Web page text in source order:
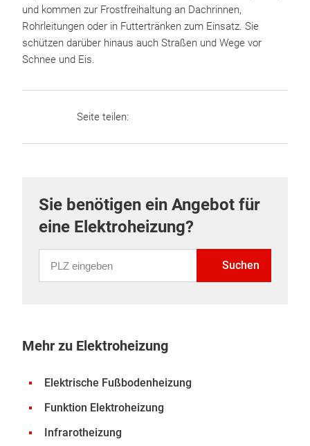
und kommen zur Frostfreihaltung an Dachrinnen,
Rohrleitungen oder in Futtertränken zum Einsatz. Sie
schützen darüber hinaus auch Straßen und Wege vor
Schnee und Eis.
Seite teilen:
Sie benötigen ein Angebot für
eine Elektroheizung?
Suchen
Mehr zu Elektroheizung
Elektrische Fußbodenheizung
Funktion Elektroheizung
Infrarotheizung